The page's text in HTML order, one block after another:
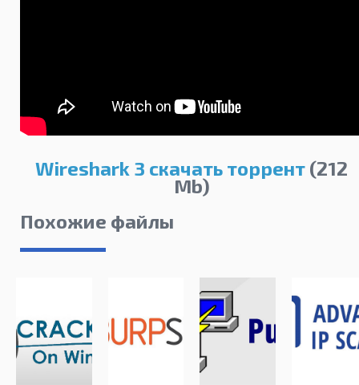
Wireshark 3 скачать торрент (212
Mb)
Похожие файлы